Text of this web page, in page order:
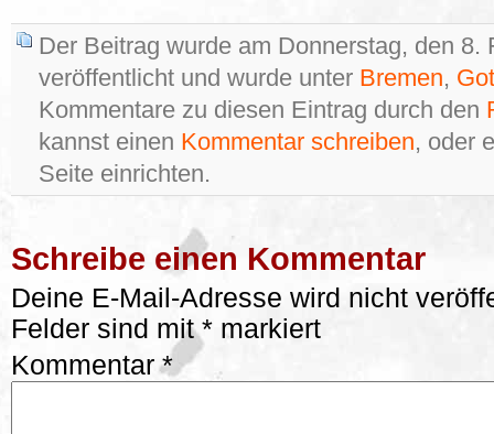
Der Beitrag wurde am Donnerstag, den 8.
veröffentlicht und wurde unter Bremen,
Kommentare zu diesen Eintrag durch den
kannst einen Kommentar schreiben, oder
Seite einrichten.
Schreibe einen Kommentar
Deine E-Mail-Adresse wird nicht
Felder sind mit* markiert
Kommentar*